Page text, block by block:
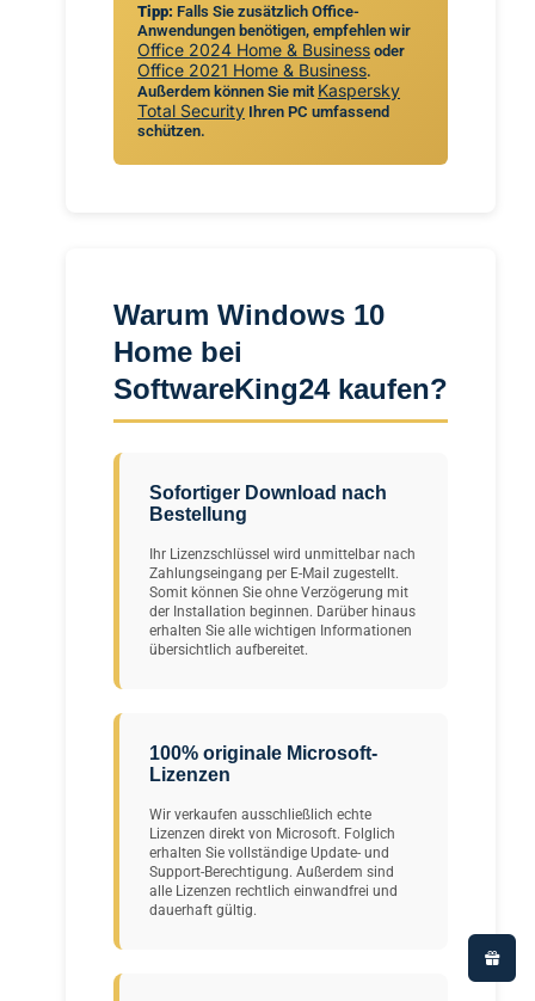
Tipp: Falls Sie zusätzlich Office-
Anwendungen benötigen, empfehlen wir
Office 2024 Home & Business oder
Office 2021 Home & Business.
Außerdem können Sie mit Kaspersky
Total Security Ihren PC umfassend
schützen.
Warum Windows 10
Home bei
SoftwareKing24 kaufen?
Sofortiger Download nach
Bestellung
Ihr Lizenzschlüssel wird unmittelbar nach
Zahlungseingang per E-Mail zugestellt.
Somit können Sie ohne Verzögerung mit
der Installation beginnen. Darüber hinaus
erhalten Sie alle wichtigen Informationen
übersichtlich aufbereitet.
100% originale Microsoft-
Lizenzen
Wir verkaufen ausschließlich echte
Lizenzen direkt von Microsoft. Folglich
erhalten Sie vollständige Update- und
Support-Berechtigung. Außerdem sind
alle Lizenzen rechtlich einwandfrei und
dauerhaft gültig.